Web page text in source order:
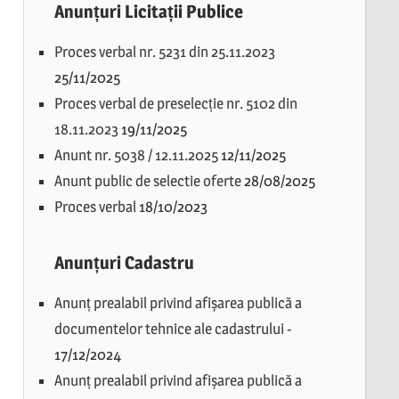
Anunțuri Licitații Publice
Proces verbal nr. 5231 din 25.11.2023
25/11/2025
Proces verbal de preselecție nr. 5102 din
18.11.2023 19/11/2025
Anunt nr. 5038 / 12.11.2025 12/11/2025
Anunt public de selectie oferte28/08/2025
Proces verbal 18/10/2023
Anunțuri Cadastru
Anunț prealabil privind afișarea publică a
documentelor tehnice ale cadastrului-
17/12/2024
Anunț prealabil privind afișarea publică a